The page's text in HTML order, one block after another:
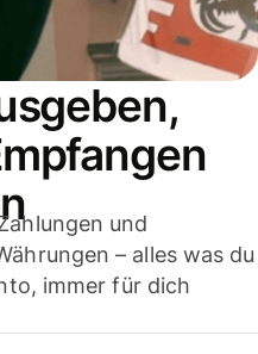
und
– alles was du
immer für dich